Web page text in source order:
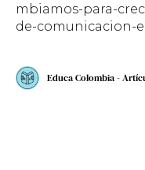
mbiamos-para-
de-comunicacion-
Educa Colombia -